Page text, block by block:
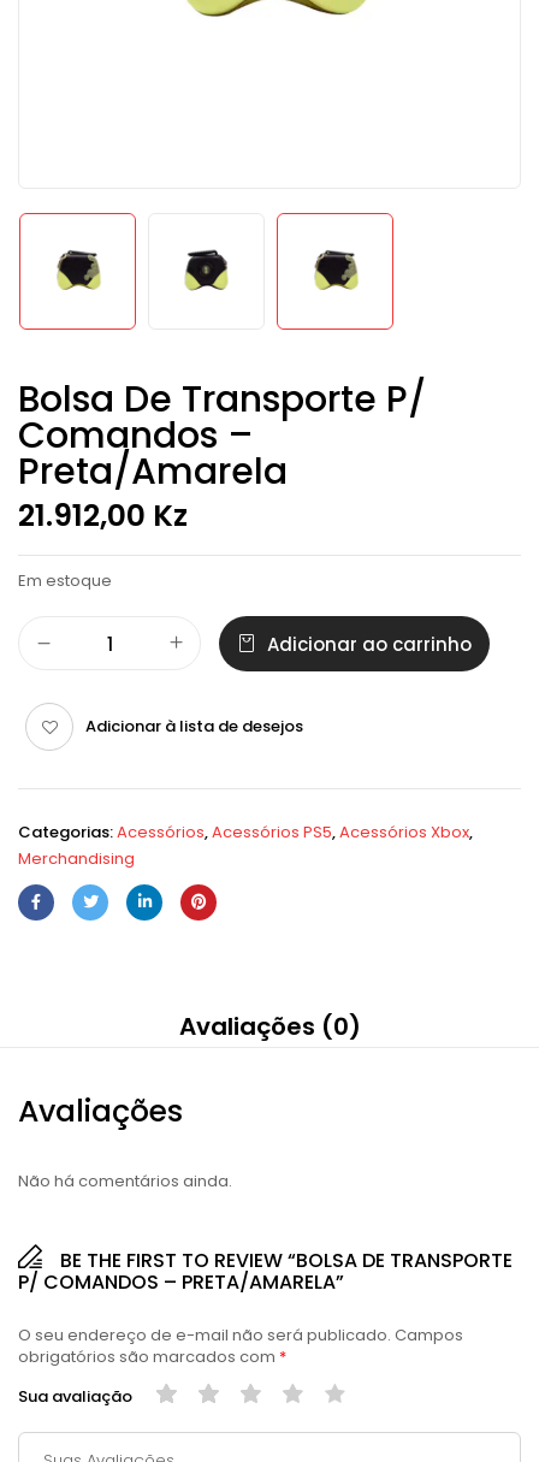
Bolsa De Transporte P/
Comandos –
Preta/Amarela
21.912,00 Kz
Em estoque
Adicionar ao carrinho
Adicionar à lista de desejos
Categorias:Acessórios,Acessórios PS5,Acessórios Xbox,
Merchandising
Avaliações (0)
Avaliações
Não há comentários ainda.
BE THE FIRST TO REVIEW “BOLSA DE TRANSPORTE
P/ COMANDOS – PRETA/AMARELA”
O seu endereço de e-mail não será publicado. Campos
obrigatórios são marcados com *
Sua avaliação